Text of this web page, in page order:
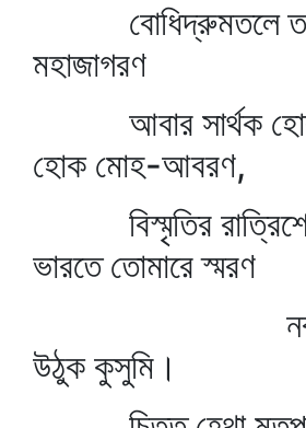
বোধিদ্রুমতলে তব
মহাজাগরণ
আবার সার্থক
হোক মোহ-আবরণ,
বিস্মৃতির
ভারতে তোমারে স্মরণ
উঠুক কুসুমি।